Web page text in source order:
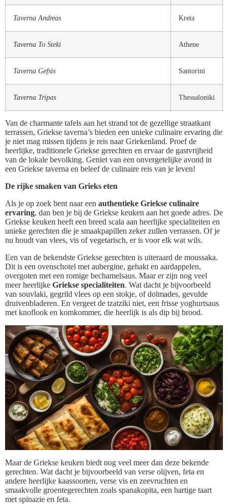
Taverna Andreas Kreta
Taverna To Steki Athene
Taverna Gefsis Santorini
Taverna Tripas Thessaloniki
Van de charmante tafels aan het strand tot de gezellige straatkant
terrassen, Griekse taverna’s bieden een unieke culinaire ervaring die
je niet mag missen tijdens je reis naar Griekenland. Proef de
heerlijke, traditionele Griekse gerechten en ervaar de gastvrijheid
van de lokale bevolking. Geniet van een onvergetelijke avond in
een Griekse taverna en beleef de culinaire reis van je leven!
De rijke smaken van Grieks eten
Als je op zoek bent naar een authentieke Griekse culinaire
ervaring, dan ben je bij de Griekse keuken aan het goede adres. De
Griekse keuken heeft een breed scala aan heerlijke specialiteiten en
unieke gerechten die je smaakpapillen zeker zullen verrassen. Of je
nu houdt van vlees, vis of vegetarisch, er is voor elk wat wils.
Een van de bekendste Griekse gerechten is uiteraard de moussaka.
Dit is een ovenschotel met aubergine, gehakt en aardappelen,
overgoten met een romige bechamelsaus. Maar er zijn nog veel
meer heerlijke Griekse specialiteiten. Wat dacht je bijvoorbeeld
van souvlaki, gegrild vlees op een stokje, of dolmades, gevulde
druivenbladeren. En vergeet de tzatziki niet, een frisse yoghurtsaus
met knoflook en komkommer, die heerlijk is als dip bij brood.
Maar de Griekse keuken biedt nog veel meer dan deze bekende
gerechten. Wat dacht je bijvoorbeeld van verse olijven, feta en
andere heerlijke kaassoorten, verse vis en zeevruchten en
smaakvolle groentegerechten zoals spanakopita, een hartige taart
met spinazie en feta.